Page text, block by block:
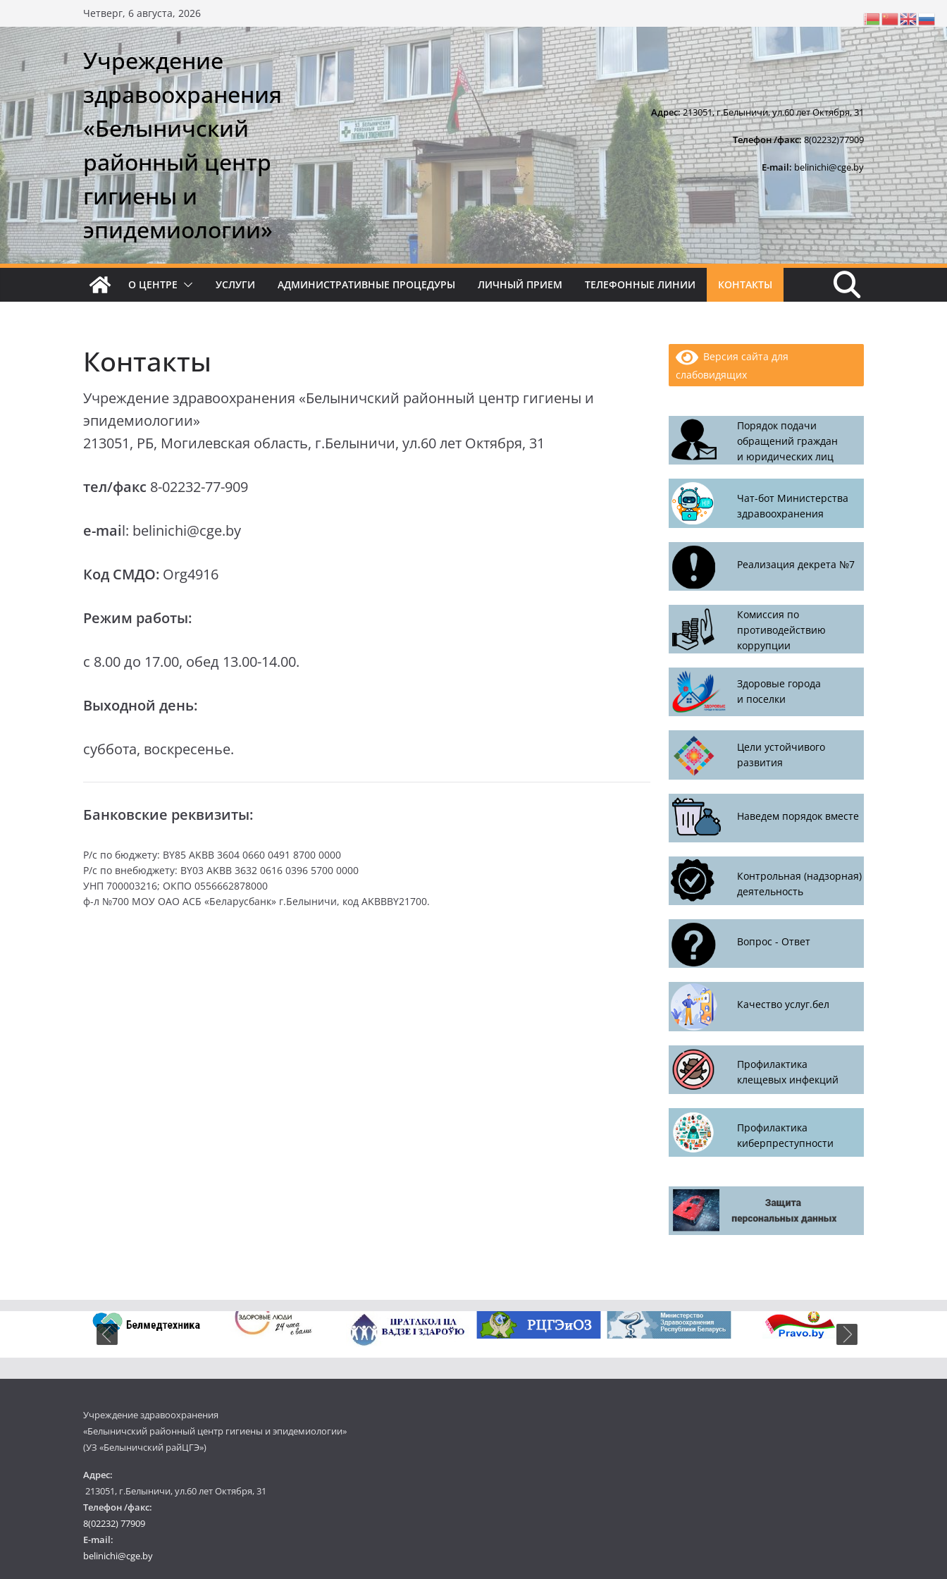
содержимому
Четверг, 6 августа, 2026
Учреждение
здравоохранения
«Белыничский
районный центр
гигиены и
эпидемиологии»
Адрес:213051, г.Белыничи, ул.60 лет Октября, 31
Телефон /факс:8(02232)77909
E-mail: belinichi@cge.by
О ЦЕНТРЕ УСЛУГИ АДМИНИСТРАТИВНЫЕ ПРОЦЕДУРЫ ЛИЧНЫЙ ПРИЕМ ТЕЛЕФОННЫЕ ЛИНИИ КОНТАКТЫ
Контакты
Учреждение здравоохранения «Белыничский районный центр гигиены и
эпидемиологии»
213051, РБ, Могилевская область, г.Белыничи, ул.60 лет Октября, 31
тел/факс 8-02232-77-909
e-mail: belinichi@cge.by
Код СМДО: Org4916
Режим работы:
с 8.00 до 17.00, обед 13.00-14.00.
Выходной день:
суббота, воскресенье.
Банковские реквизиты:
Р/с по бюджету: BY85 AKBB 3604 0660 0491 8700 0000
Р/с по внебюджету: BY03 AKBB 3632 0616 0396 5700 0000
УНП 700003216; ОКПО 0556662878000
ф-л №700 МОУ ОАО АСБ «Беларусбанк» г.Белыничи, код AKBBBY21700.
Версия сайта для
слабовидящих
Порядок подачи
обращений граждан
и юридических лиц
Чат-бот Министерства
здравоохранения
Реализация декрета №7
Комиссия по
противодействию
коррупции
Здоровые города
и поселки
Цели устойчивого
развития
Наведем порядок вместе
Контрольная (надзорная)
деятельность
Вопрос - Ответ
Качество услуг.бел
Профилактика
клещевых инфекций
Профилактика
киберпреступности
Учреждение здравоохранения
«Белыничский районный центр гигиены и эпидемиологии»
(УЗ «Белыничский райЦГЭ»)
Адрес:
213051, г.Белыничи, ул.60 лет Октября, 31
Телефон /факс:
8(02232) 77909
E-mail:
belinichi@cge.by